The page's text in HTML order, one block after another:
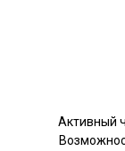
Активный